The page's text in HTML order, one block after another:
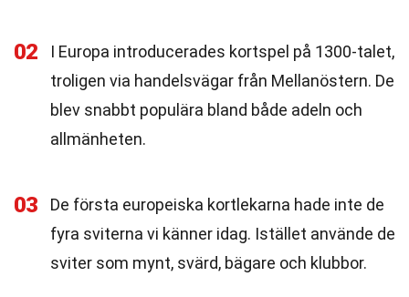
02
I Europa introducerades kortspel på 1300-talet,
troligen via handelsvägar från Mellanöstern. De
blev snabbt populära bland både adeln och
allmänheten.
03
De första europeiska kortlekarna hade inte de
fyra sviterna vi känner idag. Istället använde de
sviter som mynt, svärd, bägare och klubbor.